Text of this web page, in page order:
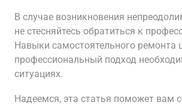
В случае возникновения
не стесняйтесь обратиться к
Навыки самостоятельного ремонта
профессиональный подход
ситуациях.
Надеемся, эта статья поможет вам